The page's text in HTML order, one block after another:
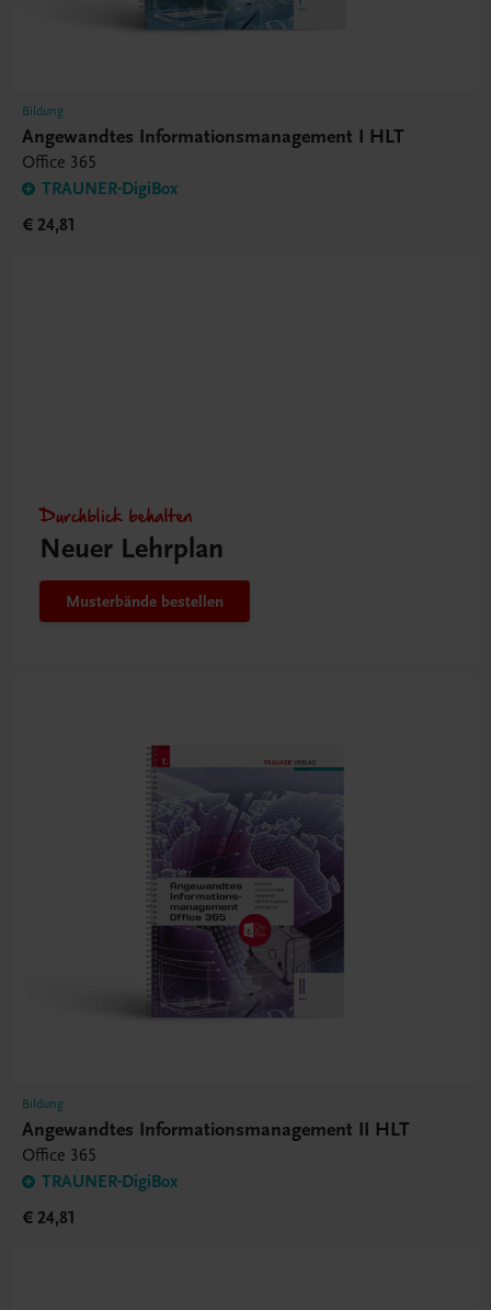
Bildung
Angewandtes Informationsmanagement I HLT
Office 365
TRAUNER-DigiBox
€ 24,81
Durchblick behalten
Neuer Lehrplan
Musterbände bestellen
Bildung
Angewandtes Informationsmanagement II HLT
Office 365
TRAUNER-DigiBox
€ 24,81